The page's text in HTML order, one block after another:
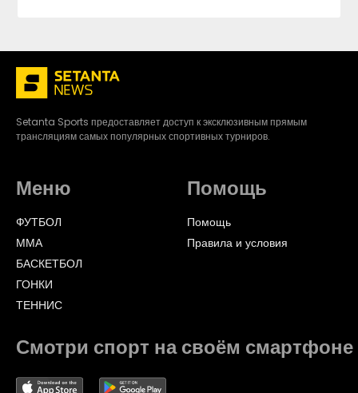
Setanta Sports предоставляет доступ к эксклюзивным прямым
трансляциям самых популярных спортивных турниров.
Меню
ФУТБОЛ
ММА
БАСКЕТБОЛ
ГОНКИ
ТЕННИС
Помощь
Помощь
Правила и условия
Смотри спорт на своём смартфоне